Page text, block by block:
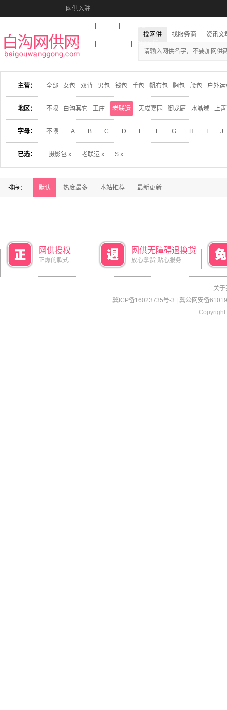
网供入驻
收藏本站
找网供 找服务商 资讯文
主营： 全部 女包 双背 男包 钱包 手包 帆布包 胸包 腰包 户外运
地区： 不限 白沟其它 王庄 老联运 天成嘉园 御龙庭 水晶域 上
字母： 不限 A B C D E F G H J
已选： 摄影包 x 老联运 x S x
排序： 默认 热度最多 本站推荐 最新更新
网供授权
正爆的款式
网供无障碍退换货
放心拿货 贴心服务
关于
冀ICP备16023735号-3
冀公网安备